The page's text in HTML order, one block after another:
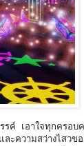
ค์ เอาใจทุกครอบ
ละความสว่างไส